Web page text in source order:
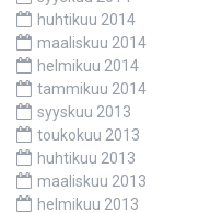
huhtikuu 2014
maaliskuu 2014
helmikuu 2014
tammikuu 2014
syyskuu 2013
toukokuu 2013
huhtikuu 2013
maaliskuu 2013
helmikuu 2013